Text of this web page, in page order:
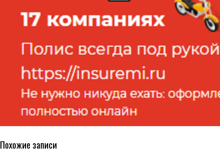
Похожие записи